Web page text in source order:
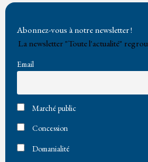
Abonnez-vous à notre newsletter !
La newsletter "Toute l'actualité"
Email
Marché public
Concession
Domanialité